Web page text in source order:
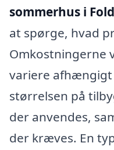
sommerhus i
at spørge, hvad
Omkostningerne
variere afhængigt
størrelsen på
der anvendes,
der kræves. En